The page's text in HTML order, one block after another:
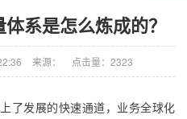
系是怎么炼成的？
来源： 点击量：2323
了发展的快速通道，业务全球化